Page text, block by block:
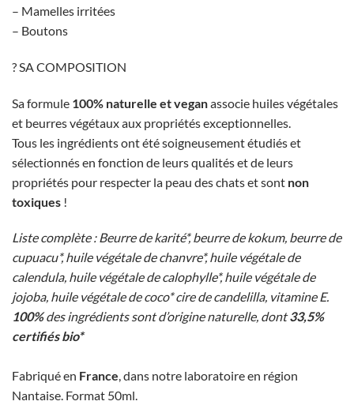
– Mamelles irritées
– Boutons
? SA COMPOSITION
Sa formule 100% naturelle et veganassocie huiles végétales
et beurres végétaux aux propriétés exceptionnelles.
Tous les ingrédients ont été soigneusement étudiés et
sélectionnés en fonction de leurs qualités et de leurs
propriétés pour respecter la peau des chats et sont non
toxiques !
Liste complète : Beurre de karité*, beurre de kokum, beurre de
cupuacu*, huile végétale de chanvre*, huile végétale de
calendula, huile végétale de calophylle*, huile végétale de
jojoba, huile végétale de coco* cire de candelilla, vitamine E.
100%des ingrédients sont d’origine naturelle, dont33,5%
certifiés bio*
Fabriqué en France, dans notre laboratoire en région
Nantaise. Format 50ml.